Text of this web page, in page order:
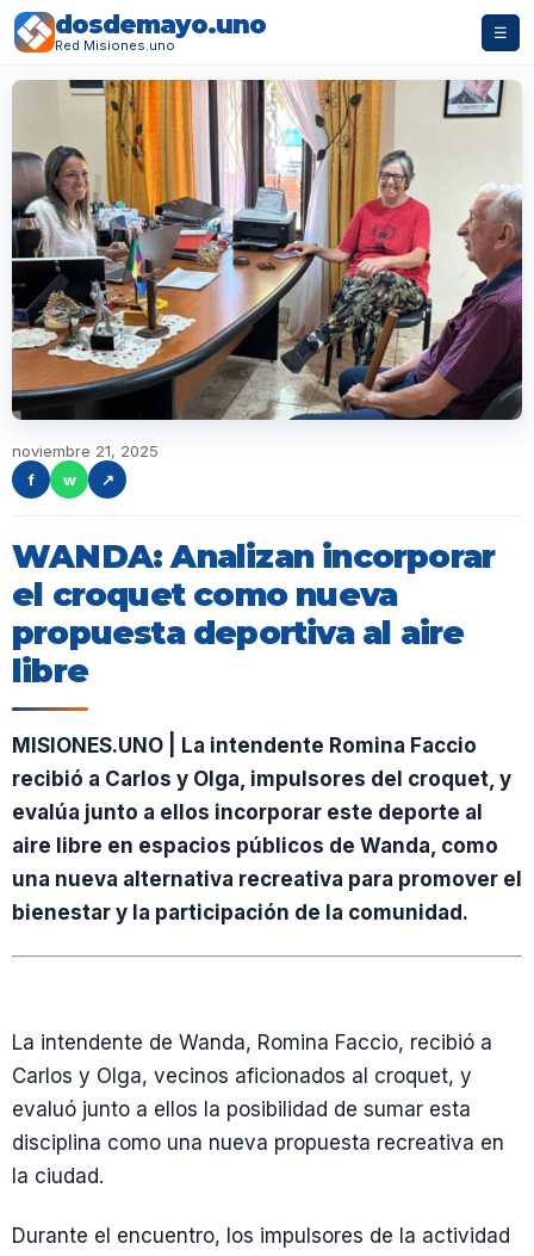
dosdemayo.uno
Red Misiones.uno
☰
noviembre 21, 2025
f
w ↗
WANDA: Analizan incorporar
el croquet como nueva
propuesta deportiva al aire
libre
MISIONES.UNO | La intendente Romina Faccio
recibió a Carlos y Olga, impulsores del croquet, y
evalúa junto a ellos incorporar este deporte al
aire libre en espacios públicos de Wanda, como
una nueva alternativa recreativa para promover el
bienestar y la participación de la comunidad.
La intendente de Wanda, Romina Faccio, recibió a
Carlos y Olga, vecinos aficionados al croquet, y
evaluó junto a ellos la posibilidad de sumar esta
disciplina como una nueva propuesta recreativa en
la ciudad.
Durante el encuentro, los impulsores de la actividad